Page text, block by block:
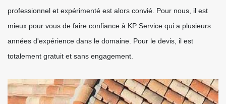
professionnel et expérimenté est alors convié. Pour nous, il est
mieux pour vous de faire confiance à KP Service qui a plusieurs
années d'expérience dans le domaine. Pour le devis, il est
totalement gratuit et sans engagement.